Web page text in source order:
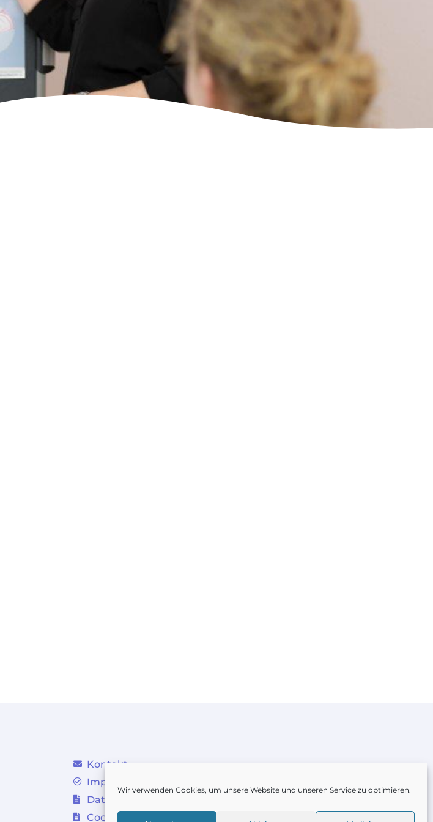
Wir verwenden Cookies, um unsere Website und unseren Service zu optimieren.
Kontakt
Impressum
Datenschutz
Cookie-Richtlinie EU